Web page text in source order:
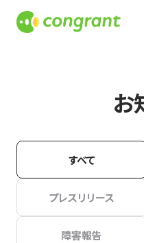
お
すべて
プレスリリース
障害報告